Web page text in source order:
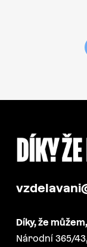
Díky, že
Národní 365/